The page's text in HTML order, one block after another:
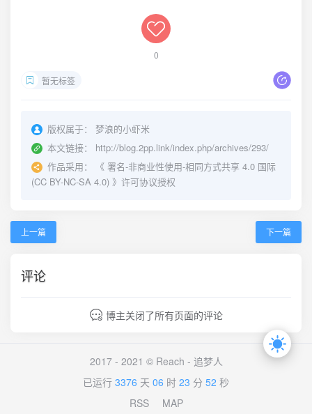
0
暂无标签
版权属于：
梦浪的小虾米
本文链接：
http://blog.2pp.link/index.php/archives/293/
作品采用：
《 署名-非商业性使用-相同方式共享 4.0 国际
(CC BY-NC-SA 4.0) 》许可协议授权
上一篇 下一篇
评论
博主关闭了所有页面的评论
2017 - 2021 © Reach - 追梦人
已运行 3376 天 06 时 23 分 52 秒
RSS
MAP